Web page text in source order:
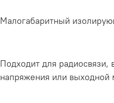
Малогабаритный
Подходит для радиосвязи,
напряжения или выходной